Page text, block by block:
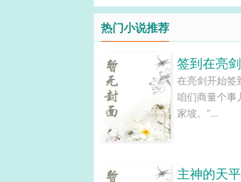
热门小说推荐
签到在亮
在亮剑开始签
咱们商量个事
家坡。”...
主神的天